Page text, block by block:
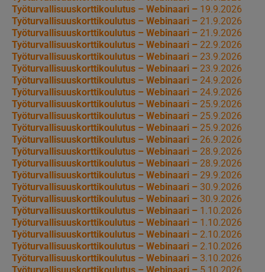
Työturvallisuuskorttikoulutus – Webinaari – 19.9.2026
Työturvallisuuskorttikoulutus – Webinaari – 21.9.2026
Työturvallisuuskorttikoulutus – Webinaari – 21.9.2026
Työturvallisuuskorttikoulutus – Webinaari – 22.9.2026
Työturvallisuuskorttikoulutus – Webinaari – 23.9.2026
Työturvallisuuskorttikoulutus – Webinaari – 23.9.2026
Työturvallisuuskorttikoulutus – Webinaari – 24.9.2026
Työturvallisuuskorttikoulutus – Webinaari – 24.9.2026
Työturvallisuuskorttikoulutus – Webinaari – 25.9.2026
Työturvallisuuskorttikoulutus – Webinaari – 25.9.2026
Työturvallisuuskorttikoulutus – Webinaari – 25.9.2026
Työturvallisuuskorttikoulutus – Webinaari – 26.9.2026
Työturvallisuuskorttikoulutus – Webinaari – 28.9.2026
Työturvallisuuskorttikoulutus – Webinaari – 28.9.2026
Työturvallisuuskorttikoulutus – Webinaari – 29.9.2026
Työturvallisuuskorttikoulutus – Webinaari – 30.9.2026
Työturvallisuuskorttikoulutus – Webinaari – 30.9.2026
Työturvallisuuskorttikoulutus – Webinaari – 1.10.2026
Työturvallisuuskorttikoulutus – Webinaari – 1.10.2026
Työturvallisuuskorttikoulutus – Webinaari – 2.10.2026
Työturvallisuuskorttikoulutus – Webinaari – 2.10.2026
Työturvallisuuskorttikoulutus – Webinaari – 3.10.2026